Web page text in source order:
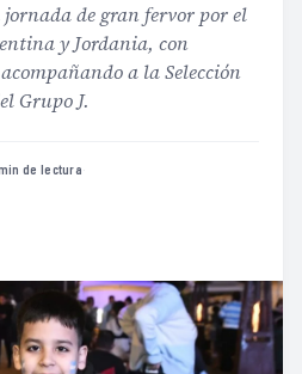
de gran fervor por el
y Jordania, con
a la Selección
Grupo J.
de lectura·